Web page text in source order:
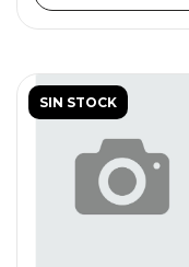
SIN STOCK